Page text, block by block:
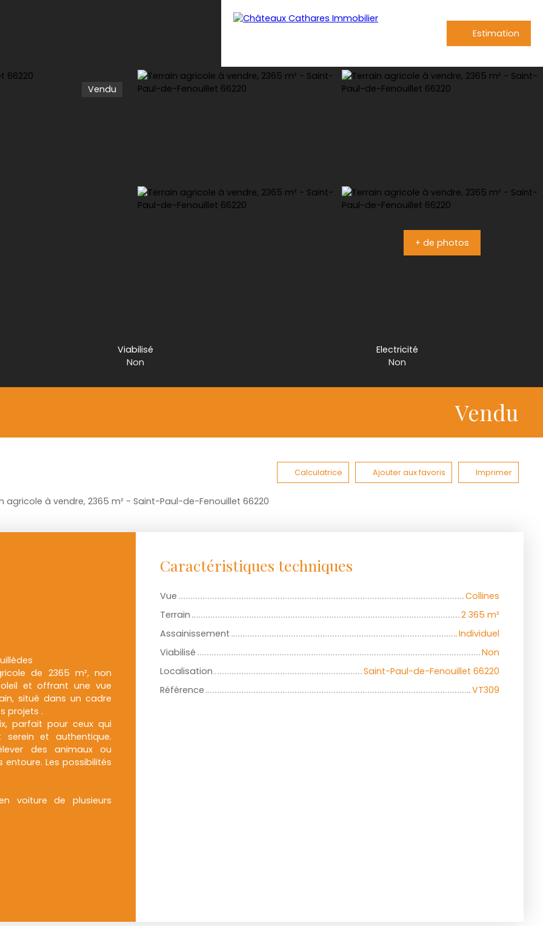
Estimation
Vendu
+ de photos
Viabilisé
Non
Electricité
Non
Vendu
Calculatrice Ajouter aux favoris Imprimer
agricole à vendre, 2365 m² - Saint-Paul-de-Fenouillet 66220
de 2365 m², non
et offrant une vue
situé dans un cadre
projets .
parfait pour ceux qui
serein et authentique.
des animaux ou
Les possibilités
voiture de plusieurs
Caractéristiques techniques
Vue
Collines
Terrain
2 365 m²
Assainissement
Individuel
Viabilisé
Non
Localisation
Saint-Paul-de-Fenouillet 66220
Référence
VT309